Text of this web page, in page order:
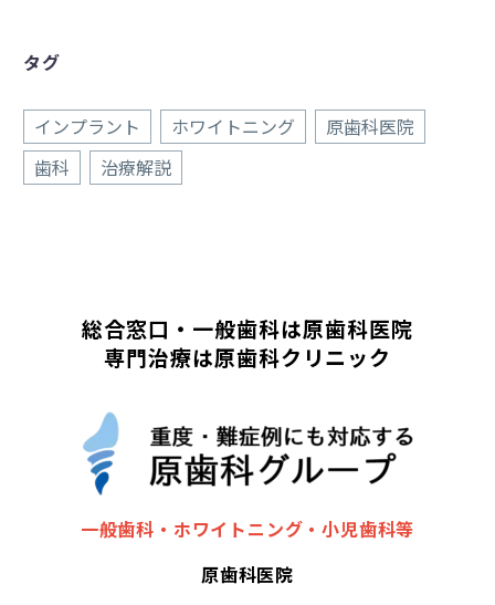
タグ
インプラント ホワイトニング
原歯科医院
歯科
治療解説
総合窓口・一般歯科は原歯科医院
専門治療は原歯科クリニック
一般歯科・ホワイトニング・小児歯科等
原歯科医院